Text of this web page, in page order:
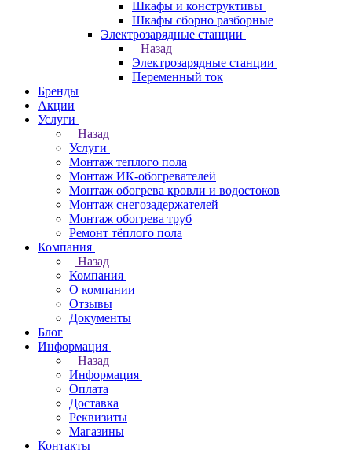
Шкафы и конструктивы
Шкафы сборно разборные
Электрозарядные станции
Назад
Электрозарядные станции
Переменный ток
Бренды
Акции
Услуги
Назад
Услуги
Монтаж теплого пола
Монтаж ИК-обогревателей
Монтаж обогрева кровли и водостоков
Монтаж снегозадержателей
Монтаж обогрева труб
Ремонт тёплого пола
Компания
Назад
Компания
О компании
Отзывы
Документы
Блог
Информация
Назад
Информация
Оплата
Доставка
Реквизиты
Магазины
Контакты